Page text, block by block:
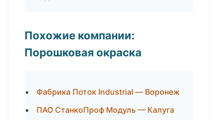
Похожие компании:
Порошковая окраска
Фабрика Поток Industrial — Воронеж
ПАО СтанкоПроф Модуль — Калуга